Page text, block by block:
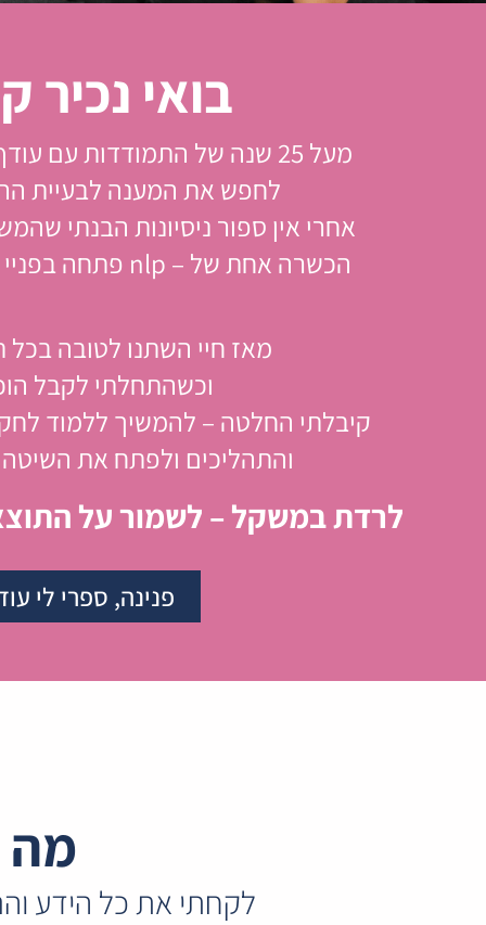
בואי נכיר
מעל 25 שנה של התמודדות עם עודף משקל שלחו אותי
לחפש את המענה לבעיית
אחרי אין ספור ניסיונות הבנתי
הכשרה אחת של – nlp פתחה בפניי עולם של פתרונות.
מאז חיי השתנו לטובה בכל
וכשהתחלתי לקבל
קיבלתי החלטה – להמשיך ללמוד
והתהליכים ולפתח את
לרדת במשקל – לשמור על
פנינה, ספרי לי
מה
לקחתי את כל הידע